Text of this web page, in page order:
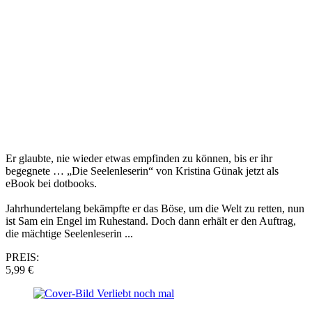
Er glaubte, nie wieder etwas empfinden zu können, bis er ihr
begegnete … „Die Seelenleserin“ von Kristina Günak jetzt als
eBook bei dotbooks.
Jahrhundertelang bekämpfte er das Böse, um die Welt zu retten, nun
ist Sam ein Engel im Ruhestand. Doch dann erhält er den Auftrag,
die mächtige Seelenleserin ...
PREIS:
5,99 €